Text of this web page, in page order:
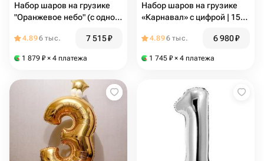
Набор шаров на грузике
"Оранжевое небо" (с одной
4.896 тыс. 7 515₽
1 879 ₽ × 4 платежа
Набор шаров на грузике
«Карнавал» с цифрой | 15
4.896 тыс. 6 980₽
1 745 ₽ × 4 платежа